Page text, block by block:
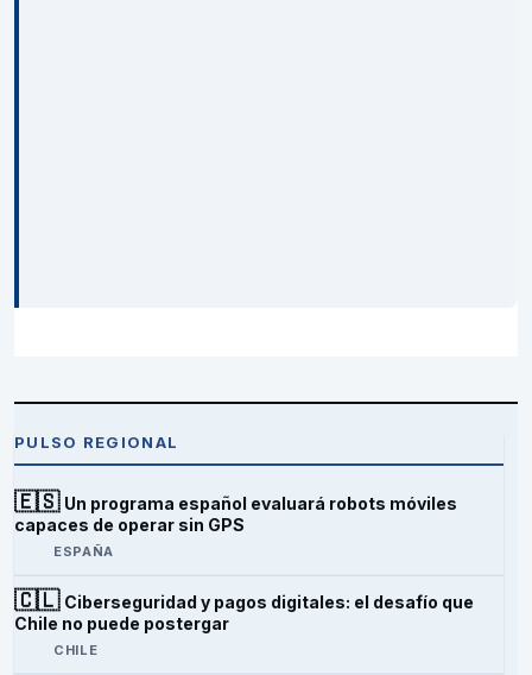
PULSO REGIONAL
🇪🇸 Un programa español evaluará robots móviles
capaces de operar sin GPS
ESPAÑA
🇨🇱 Ciberseguridad y pagos digitales: el desafío que
Chile no puede postergar
CHILE